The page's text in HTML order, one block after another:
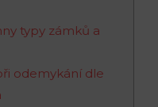
typy zámků a
odemykání dle